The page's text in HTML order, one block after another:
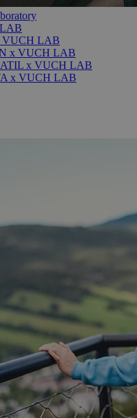
VUCH LAB
x VUCH LAB
x VUCH LAB
x VUCH LAB